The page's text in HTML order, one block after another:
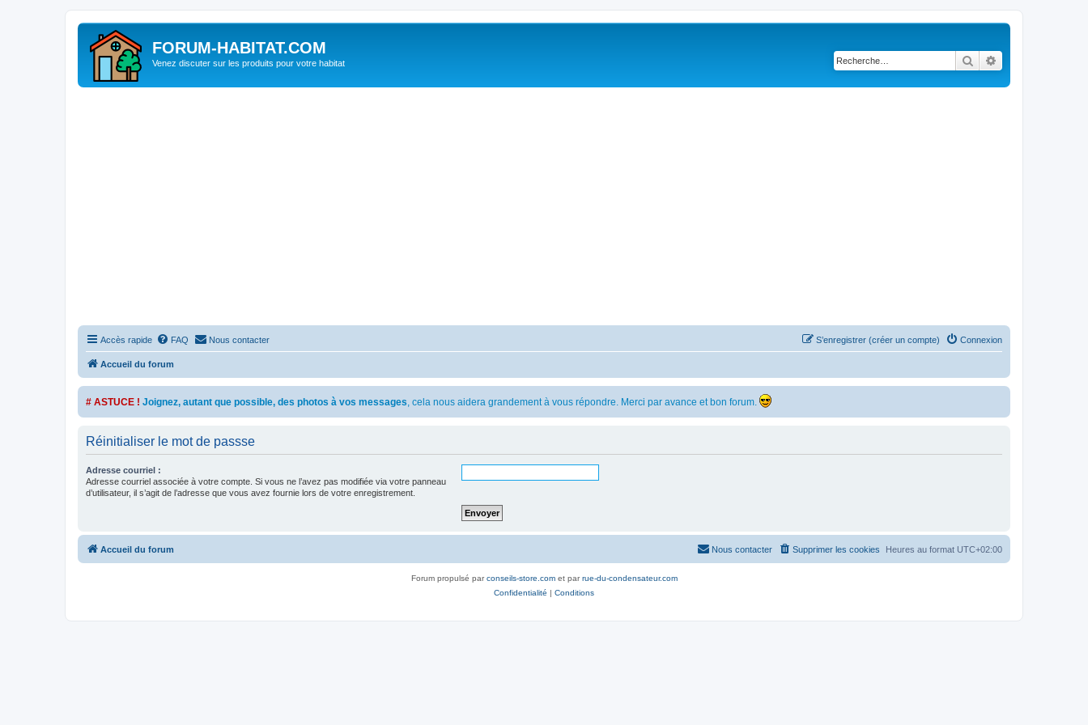
FORUM-HABITAT.COM
Venez discuter sur les produits pour votre habitat Rechercher
Accès rapide FAQ Nous contacter Connexion
S’enregistrer (créer un compte)
Accueil du forum
# ASTUCE ! Joignez, autant que possible, des photos à vos messages, cela nous aidera grandement à vous répondre. Merci par avance et bon forum.
Réinitialiser le mot de passse
Adresse courriel :
Adresse courriel associée à votre compte. Si vous ne l’avez pas modifiée via votre panneau
d’utilisateur, il s’agit de l’adresse que vous avez fournie lors de votre enregistrement.
Accueil du forum Heures au format UTC+02:00
Supprimer les cookies
Nous contacter
Forum propulsé parconseils-store.comet parrue-du-condensateur.com
Confidentialité | Conditions